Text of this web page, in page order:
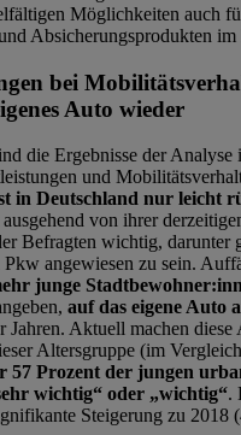
Möglichkeiten auch
Absicherungsprodukten
bei
Auto wieder
die Ergebnisse der Analyse
und
in Deutschland nur leicht
von ihrer
Befragten wichtig, darunter
Pkw angewiesen zu sein.
junge
auf das eigene Auto
Jahren. Aktuell machen diese
Altersgruppe (im
57 Prozent der jungen
wichtig“ oder „wichtig“.
Steigerung zu 2018